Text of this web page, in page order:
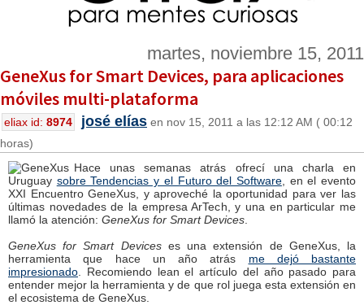
martes, noviembre 15, 2011
GeneXus for Smart Devices, para aplicaciones
móviles multi-plataforma
eliax id: 8974 josé elías en nov 15, 2011 a las 12:12 AM ( 00:12
horas)
Hace unas semanas atrás ofrecí una charla en
Uruguay sobre Tendencias y el Futuro del Software, en el evento
XXI Encuentro GeneXus, y aproveché la oportunidad para ver las
últimas novedades de la empresa ArTech, y una en particular me
llamó la atención: GeneXus for Smart Devices
GeneXus for Smart Deviceses una extensión de GeneXus, la
herramienta que hace un año atrás me dejó bastante
impresionado . Recomiendo lean el artículo del año pasado para
entender mejor la herramienta y de que rol juega esta extensión en
el ecosistema de GeneXus.